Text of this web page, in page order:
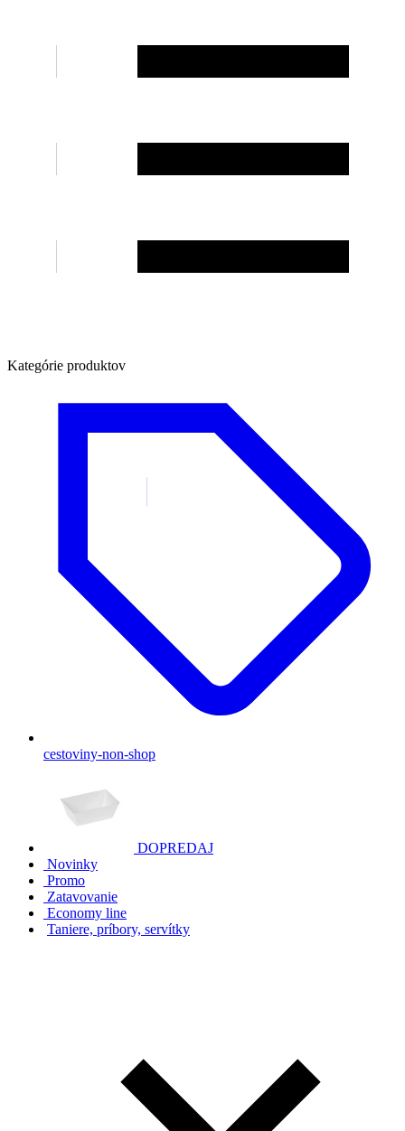
Kategórie produktov
cestoviny-non-shop
DOPREDAJ
Novinky
Promo
Zatavovanie
Economy line
Taniere, príbory, servítky